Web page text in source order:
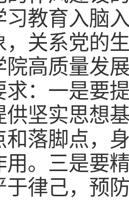
习教育入脑
，关系党的
院高质量发
求：一是要
供坚实思想
和落脚点，
用。三是要
于律己，预